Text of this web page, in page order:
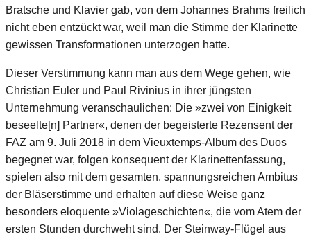
Bratsche und Klavier gab, von dem Johannes Brahms freilich
nicht eben entzückt war, weil man die Stimme der Klarinette
gewissen Transformationen unterzogen hatte.
Dieser Verstimmung kann man aus dem Wege gehen, wie
Christian Euler und Paul Rivinius in ihrer jüngsten
Unternehmung veranschaulichen: Die »zwei von Einigkeit
beseelte[n] Partner«, denen der begeisterte Rezensent der
FAZ am 9. Juli 2018 in dem Vieuxtemps-Album des Duos
begegnet war, folgen konsequent der Klarinettenfassung,
spielen also mit dem gesamten, spannungsreichen Ambitus
der Bläserstimme und erhalten auf diese Weise ganz
besonders eloquente »Violageschichten«, die vom Atem der
ersten Stunden durchweht sind. Der Steinway-Flügel aus